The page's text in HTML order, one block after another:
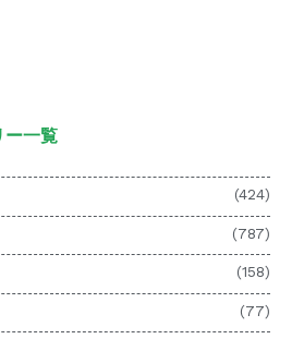
ー一覧
(424)
(787)
(158)
(77)